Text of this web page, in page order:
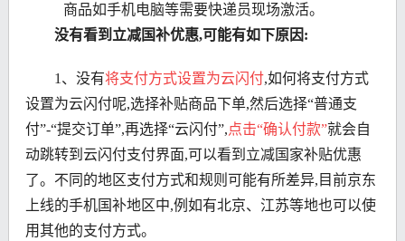
商品如手机电脑等需要快递员现场激活。
没有看到立减国补优惠,可能有如下原因:
1、没有将支付方式设置为云闪付,如何将支付方式
设置为云闪付呢,选择补贴商品下单,然后选择“普通支
付”-“提交订单”,再选择“云闪付”,点击“确认付款”就会自
动跳转到云闪付支付界面,可以看到立减国家补贴优惠
了。不同的地区支付方式和规则可能有所差异,目前京东
上线的手机国补地区中,例如有北京、江苏等地也可以使
用其他的支付方式。